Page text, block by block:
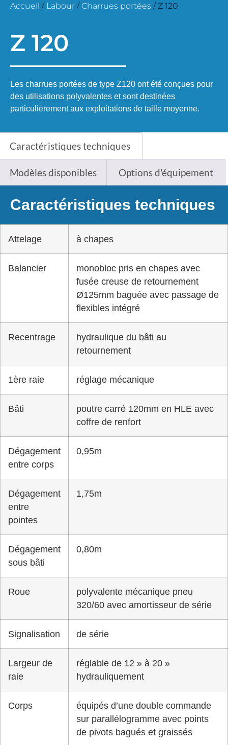
Accueil / Labour / Charrues portées / Z 120
Z 120
Les charrues portées de type Z120 ont été conçues pour
des utilisations polyvalentes et sont destinées
particulièrement aux exploitations de taille moyenne.
Caractéristiques techniques
Modèles disponibles Options d'équipement
Caractéristiques techniques
Attelage à chapes
Balancier
monobloc pris en chapes avec
fusée creuse de retournement
Ø125mm baguée avec passage de
flexibles intégré
Recentrage
hydraulique du bâti au
retournement
1ère raie réglage mécanique
Bâti
poutre carré 120mm en HLE avec
coffre de renfort
Dégagement
entre corps
0,95m
Dégagement
entre
pointes
1,75m
Dégagement
sous bâti
0,80m
Roue
polyvalente mécanique pneu
320/60 avec amortisseur de série
Signalisation de série
Largeur de
raie
réglable de 12 » à 20 »
hydrauliquement
Corps
équipés d’une double commande
sur parallélogramme avec points
de pivots bagués et graissés